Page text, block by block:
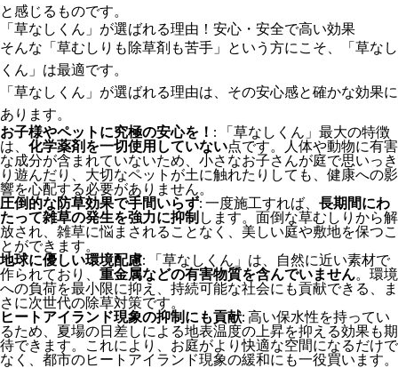
と感じるものです。
「草なしくん」が選ばれる理由！安心・安全で高い効果
そんな「草むしりも除草剤も苦手」という方にこそ、「草なし
くん」は最適です。
「草なしくん」が選ばれる理由は、その安心感と確かな効果に
あります。
お子様やペットに究極の安心を！ : 「草なしくん」最大の特徴
は、 化学薬剤を一切使用していない点です。人体や動物に有害
な成分が含まれていないため、小さなお子さんが庭で思いっき
り遊んだり、大切なペットが土に触れたりしても、健康への影
響を心配する必要がありません。
圧倒的な防草効果で手間いらず: 一度施工すれば、 長期間にわ
たって雑草の発生を強力に抑制します。面倒な草むしりから解
放され、雑草に悩まされることなく、美しい庭や敷地を保つこ
とができます。
地球に優しい環境配慮: 「草なしくん」は、自然に近い素材で
作られており、 重金属などの有害物質を含んでいません 。環境
への負荷を最小限に抑え、持続可能な社会にも貢献できる、ま
さに次世代の除草対策です。
ヒートアイランド現象の抑制にも貢献: 高い保水性を持ってい
るため、夏場の日差しによる地表温度の上昇を抑える効果も期
待できます。これにより、お庭がより快適な空間になるだけで
なく、都市のヒートアイランド現象の緩和にも一役買います。